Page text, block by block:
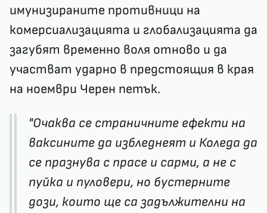
имунизираните противници на
комерсиализацията и глобализацията да
загубят временно воля отново и да
участват ударно в предстоящия в края
на ноември Черен петък.
"Очаква се страничните ефекти на
ваксините да избледнеят и Коледа да
се празнува с прасе и сарми, а не с
пуйка и пуловери, но бустерните
дози, които ще са задължителни на